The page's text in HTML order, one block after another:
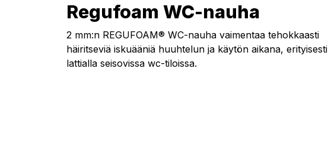
Regufoam WC-nauha
2 mm:n REGUFOAM® WC-nauha vaimentaa tehokkaasti
häiritseviä iskuääniä huuhtelun ja käytön aikana, erityisesti
lattialla seisovissa wc-tiloissa.